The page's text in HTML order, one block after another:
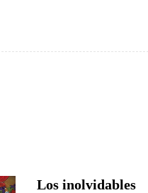
Los inolvidables